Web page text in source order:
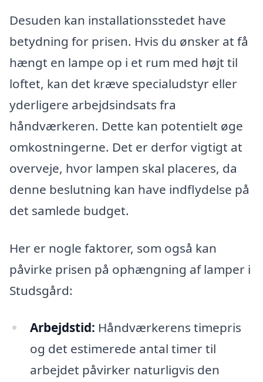
Desuden kan installationsstedet have
betydning for prisen. Hvis du ønsker at få
hængt en lampe op i et rum med højt til
loftet, kan det kræve specialudstyr eller
yderligere arbejdsindsats fra
håndværkeren. Dette kan potentielt øge
omkostningerne. Det er derfor vigtigt at
overveje, hvor lampen skal placeres, da
denne beslutning kan have indflydelse på
det samlede budget.
Her er nogle faktorer, som også kan
påvirke prisen på ophængning af lamper i
Studsgård:
Arbejdstid: Håndværkerens timepris
og det estimerede antal timer til
arbejdet påvirker naturligvis den